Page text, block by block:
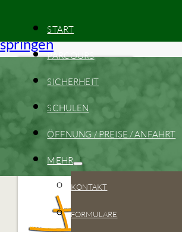
springen
START
PARCOURS
SICHERHEIT
SCHULEN
ÖFFNUNG / PREISE / ANFAHRT
MEHR
KONTAKT
FORMULARE